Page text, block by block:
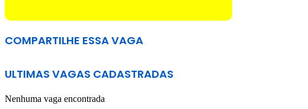
COMPARTILHE ESSA VAGA
ULTIMAS VAGAS CADASTRADAS
Nenhuma vaga encontrada